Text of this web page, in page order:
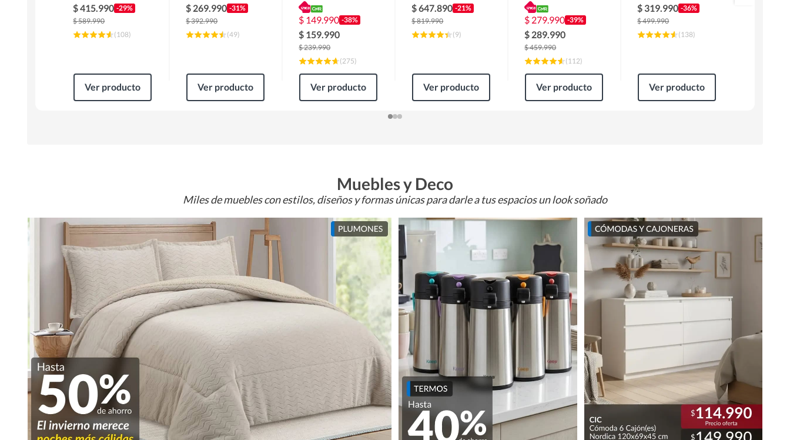
MAS430B
$415.990 -29%
$589.990
(108)
Ver producto
$ 269.990 -31%
$392.990
(49)
Ver producto
MD100A100/W2
$ 149.990 -38%
$ 159.990
$239.990
(275)
Ver producto
$647.890 -21%
$819.990
(9)
Ver producto
$ 279.990 -39%
$ 289.990
$459.990
(112)
Ver producto
1 Motor FF60IN +
Horno EPC4NIG
$ 319.990 -36%
$499.990
(138)
Ver producto
Muebles y Deco
Miles de muebles con estilos, diseños y formas únicas para darle a tus espacios un look soñado